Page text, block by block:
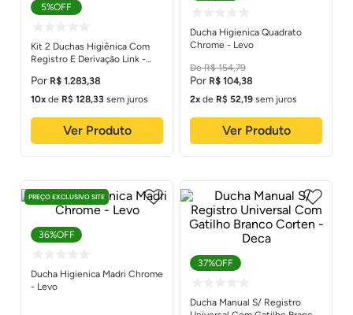
5%OFF
Kit 2 Duchas Higiênica Com
Registro E Derivação Link -
R$ 1.283,38
10
de R$ 128,33 sem juros
Ver Produto
Ducha Higienica Quadrato
Chrome - Levo
R$ 154,79
R$ 104,38
2
de R$ 52,19 sem juros
Ver Produto
36%OFF
Ducha Higienica Madri Chrome
- Levo
PREÇO EXCLUSIVO SITE
37%OFF
Ducha Manual S/ Registro